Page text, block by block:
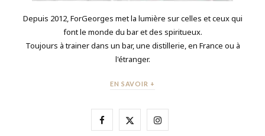
Depuis 2012, ForGeorges met la lumière sur celles et ceux qui
font le monde du bar et des spiritueux.
Toujours à trainer dans un bar, une distillerie, en France ou à
l'étranger.
EN SAVOIR +
F X I